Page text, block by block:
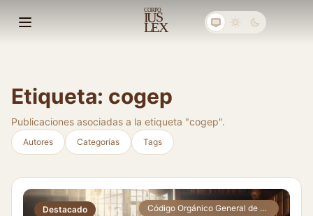
Abrir menú principal
US
I
LEX
CORPO
Etiqueta: cogep
Publicaciones asociadas a la etiqueta "cogep".
Autores Categorías Tags
Destacado Código Orgánico General de Procesos